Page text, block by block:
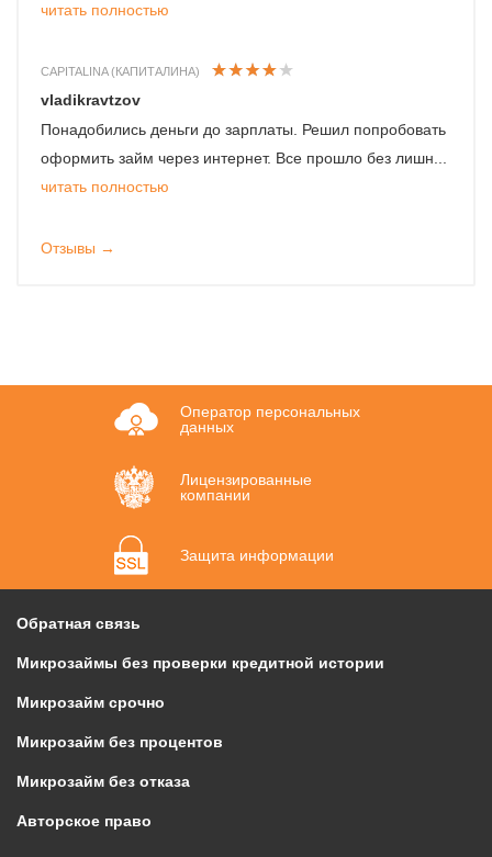
читать полностью
CAPITALINA (КАПИТАЛИНА)
vladikravtzov
Понадобились деньги до зарплаты. Решил попробовать
оформить займ через интернет. Все прошло без лишн...
читать полностью
Отзывы →
Оператор персональных
данных
Лицензированные
компании
Защита информации
Обратная связь
Микрозаймы без проверки кредитной истории
Микрозайм срочно
Микрозайм без процентов
Микрозайм без отказа
Авторское право